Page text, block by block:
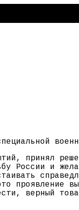
принял
России и
проявление
верный